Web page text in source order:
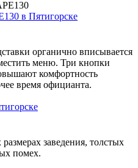
в Пятигорске
органично вписывается
меню. Три кнопки
комфортность
время официанта.
заведения, толстых
помех.